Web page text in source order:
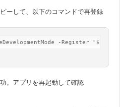
ーして、以下のコマンドで再登録
-Register
。アプリを再起動して確認